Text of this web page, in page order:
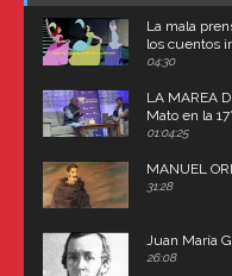
La mala
los cuentos
04:30
LA MAREA
Mato en la
(Uruguay)
01:04:25
MANUEL
31:28
Juan María
26:08